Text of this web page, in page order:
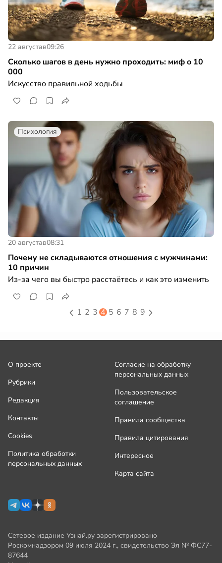
22 августав09:26
Сколько шагов в день нужно проходить: миф о 10
000
Искусство правильной ходьбы
Психология
20 августав08:31
Почему не складываются отношения с мужчинами:
10 причин
Из-за чего вы быстро расстаётесь и как это изменить
1 2 3 4 5 6 7 8 9
О проекте
Рубрики
Редакция
Контакты
Cookies
Политика обработки
персональных данных
Согласие на обработку
персональных данных
Пользовательское
соглашение
Правила сообщества
Правила цитирования
Интересное
Карта сайта
Сетевое издание Узнай.ру зарегистрировано
Роскомнадзором 09 июля 2024 г., свидетельство Эл № ФС77-
87644